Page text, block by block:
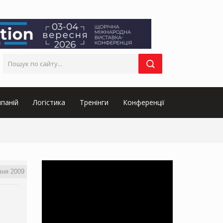
Логістика Тренінги Конференції
2009